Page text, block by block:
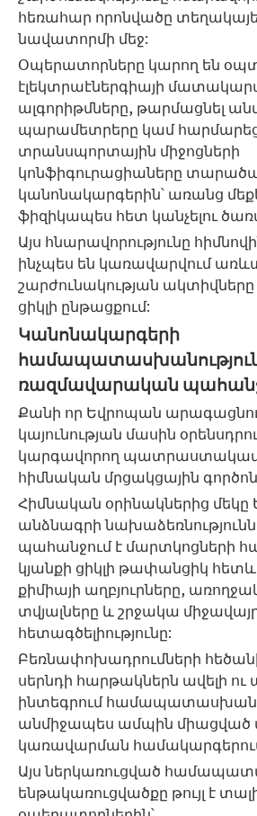
հեռահար որոնվածը
նավատորմի մեջ:
Օպերատորները կարող են
էլեկտրաէներգիայի
ալգորիթմները, թարմացնել
պարամետրերը կամ
տրանսպորտային միջոցների
կոնֆիգուրացիաները
կանոնակարգերին՝ առանց
ֆիզիկապես հետ կանչելու
Այս հնարավորությունը
ինչպես են կառավարվում
շարժունակության ակտիվները
ցիկլի ընթացքում:
Կանոնակարգերի
ռազմավարական
Քանի որ Եվրոպան
կայունության մասին
կարգավորող
հիմնական մրցակցային գործոն
Հիմնական օրինակներից
անձնագրի նախաձեռնությունն
պահանջում է մարտկոցների
կյանքի ցիկլի թափանցիկ
քիմիայի աղբյուրները,
տվյալները և շրջակա
հետագծելիությունը:
Բեռնափոխադրումների
սերնդի հարթակներն ավելի ու
ինտեգրում
անմիջապես ամպին միացված
կառավարման
Այս ներկառուցված
ենթակառուցվածքը թույլ է